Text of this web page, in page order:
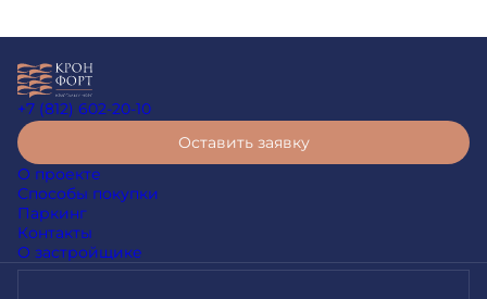
+7 (812) 602-20-10
Оставить заявку
О проекте
Способы покупки
Паркинг
Контакты
О застройщике